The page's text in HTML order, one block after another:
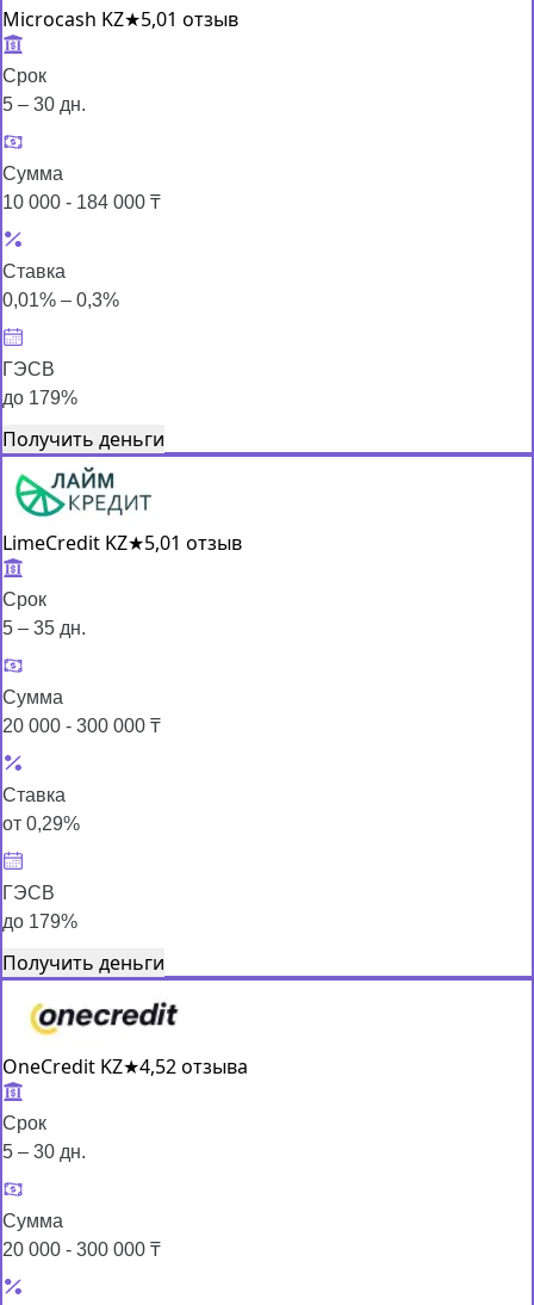
Microcash KZ★5,01 отзыв
Срок
5 – 30 дн.
Сумма
10 000 - 184 000 ₸
Ставка
0,01% – 0,3%
ГЭСВ
до 179%
Получить деньги
LimeCredit KZ★5,01 отзыв
Срок
5 – 35 дн.
Сумма
20 000 - 300 000 ₸
Ставка
от 0,29%
ГЭСВ
до 179%
Получить деньги
OneCredit KZ★4,52 отзыва
Срок
5 – 30 дн.
Сумма
20 000 - 300 000 ₸